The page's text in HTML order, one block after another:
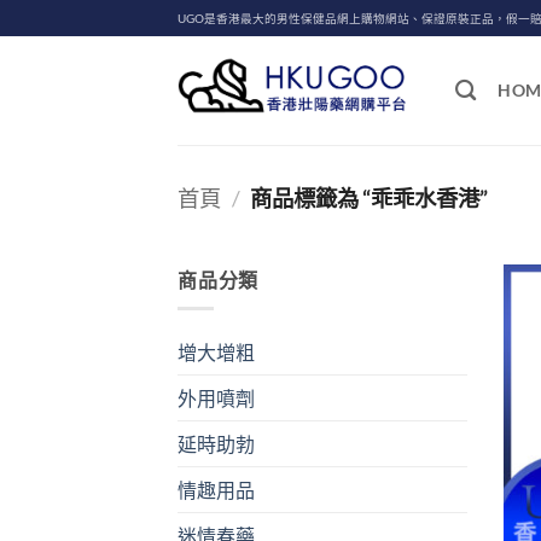
to
UGO是香港最大的男性保健品網上購物網站、保證原裝正品，假一
首頁 / 商品標籤為 “乖乖水香港”
商品分類
增大增粗
外用噴劑
延時助勃
情趣用品
迷情春藥